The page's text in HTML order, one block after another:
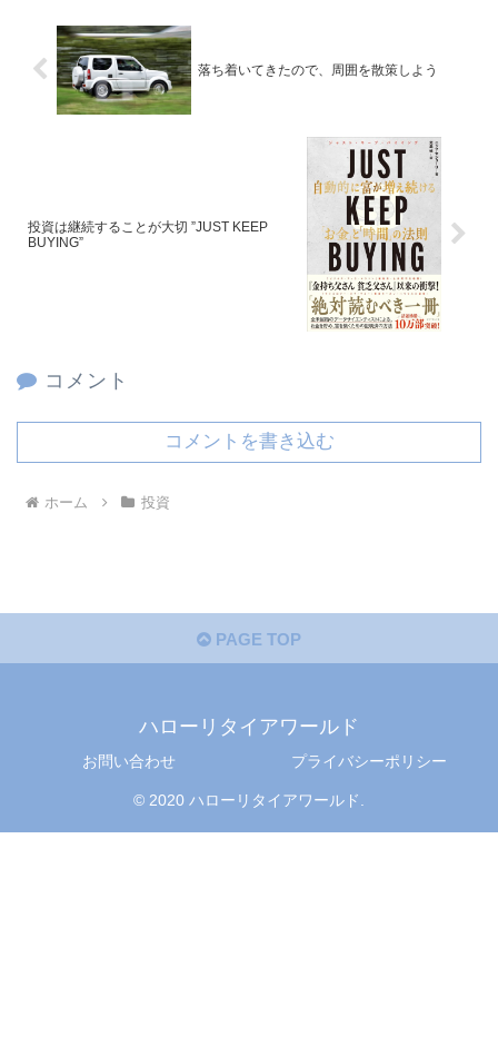
落ち着いてきたので、周囲を散策しよう
投資は継続することが大切 ”JUST KEEP
BUYING”
コメント
コメントを書き込む
ホーム 投資
PAGE TOP
ハローリタイアワールド
お問い合わせ プライバシーポリシー
© 2020 ハローリタイアワールド.